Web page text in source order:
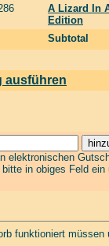
A Lizard In
Edition
Subtotal
ausführen
elektronischen
in obiges Feld
funktioniert